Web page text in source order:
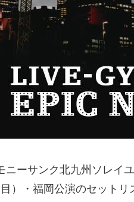
ーサンク北九州ソレイ
）・福岡公演のセットリ